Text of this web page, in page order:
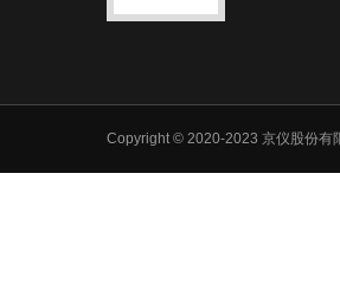
Copyright © 2020-2023 京仪股份